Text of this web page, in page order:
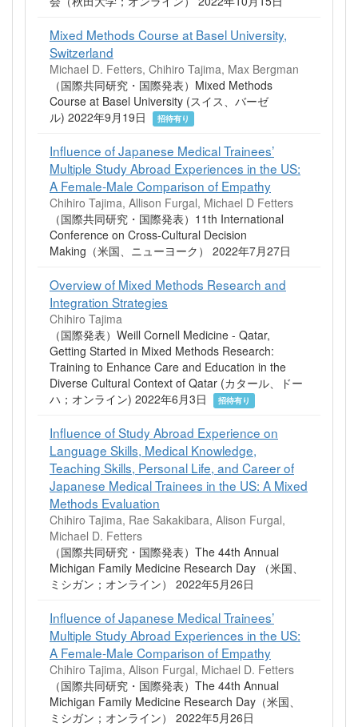
Mixed Methods Course at Basel University,
Switzerland
Michael D. Fetters, Chihiro Tajima, Max Bergman
（国際共同研究・国際発表）Mixed Methods
Course at Basel University (スイス、バーゼ
ル) 2022年9月19日
招待有り
Influence of Japanese Medical Trainees’
Multiple Study Abroad Experiences in the US:
A Female-Male Comparison of Empathy
Chihiro Tajima, Allison Furgal, Michael D Fetters
（国際共同研究・国際発表）11th International
Conference on Cross-Cultural Decision
Making（米国、ニューヨーク） 2022年7月27日
Overview of Mixed Methods Research and
Integration Strategies
Chihiro Tajima
（国際発表）Weill Cornell Medicine - Qatar,
Getting Started in Mixed Methods Research:
Training to Enhance Care and Education in the
Diverse Cultural Context of Qatar (カタール、ドー
ハ；オンライン) 2022年6月3日
招待有り
Influence of Study Abroad Experience on
Language Skills, Medical Knowledge,
Teaching Skills, Personal Life, and Career of
Japanese Medical Trainees in the US: A Mixed
Methods Evaluation
Chihiro Tajima, Rae Sakakibara, Alison Furgal,
Michael D. Fetters
（国際共同研究・国際発表）The 44th Annual
Michigan Family Medicine Research Day （米国、
ミシガン；オンライン） 2022年5月26日
Influence of Japanese Medical Trainees’
Multiple Study Abroad Experiences in the US:
A Female-Male Comparison of Empathy
Chihiro Tajima, Alison Furgal, Michael D. Fetters
（国際共同研究・国際発表）The 44th Annual
Michigan Family Medicine Research Day（米国、
ミシガン；オンライン） 2022年5月26日